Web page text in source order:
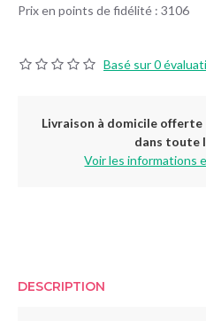
Basé sur 0
Prix en points de fidélité : 3106
Livraison à domicile
dans toute
Voir les informations
DESCRIPTION